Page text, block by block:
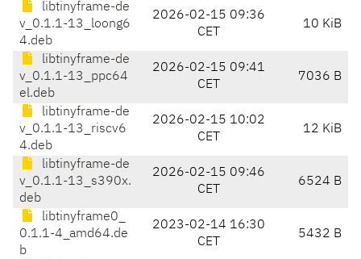
libtinyframe-de
v_0.1.1-13_loong6
4.deb
2026-02-15 09:36
CET
10 KiB
libtinyframe-de
v_0.1.1-13_ppc64
el.deb
2026-02-15 09:41
CET
7036 B
libtinyframe-de
v_0.1.1-13_riscv6
4.deb
2026-02-15 10:02
CET
12 KiB
libtinyframe-de
v_0.1.1-13_s390x.
deb
2026-02-15 09:46
CET
6524 B
libtinyframe0_
0.1.1-4_amd64.de
b
2023-02-14 16:30
CET
5432 B